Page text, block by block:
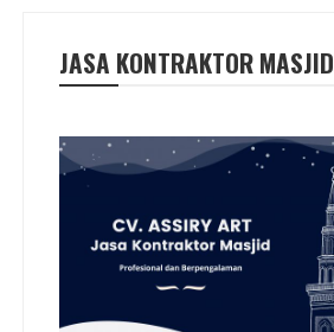
JASA KONTRAKTOR MASJID